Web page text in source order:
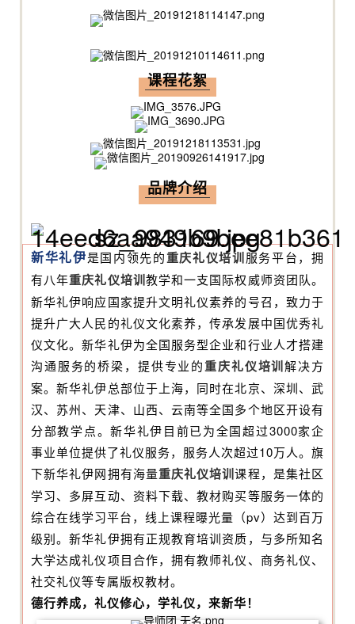
课程花絮
品牌介绍
新华礼伊是国内领先的重庆礼仪培训服务平台，拥
有八年重庆礼仪培训教学和一支国际权威师资团队。
新华礼伊响应国家提升文明礼仪素养的号召，致力于
提升广大人民的礼仪文化素养，传承发展中国优秀礼
仪文化。新华礼伊为全国服务型企业和行业人才搭建
沟通服务的桥梁，提供专业的重庆礼仪培训解决方
案。新华礼伊总部位于上海，同时在北京、深圳、武
汉、苏州、天津、山西、云南等全国多个地区开设有
分部教学点。新华礼伊目前已为全国超过3000家企
事业单位提供了礼仪服务，服务人次超过10万人。旗
下新华礼伊网拥有海量重庆礼仪培训课程，是集社区
学习、多屏互动、资料下载、教材购买等服务一体的
综合在线学习平台，线上课程曝光量（pv）达到百万
级别。新华礼伊拥有正规教育培训资质，与多所知名
大学达成礼仪项目合作，拥有教师礼仪、商务礼仪、
社交礼仪等专属版权教材。
德行养成，礼仪修心，学礼仪，来新华！